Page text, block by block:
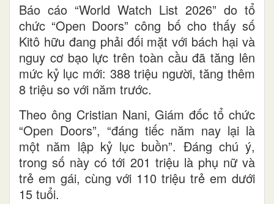
Báo cáo “World Watch List 2026” do tổ
chức “Open Doors” công bố cho thấy số
Kitô hữu đang phải đối mặt với bách hại và
nguy cơ bạo lực trên toàn cầu đã tăng lên
mức kỷ lục mới: 388 triệu người, tăng thêm
8 triệu so với năm trước.
Theo ông Cristian Nani, Giám đốc tổ chức
“Open Doors”, “đáng tiếc năm nay lại là
một năm lập kỷ lục buồn”. Đáng chú ý,
trong số này có tới 201 triệu là phụ nữ và
trẻ em gái, cùng với 110 triệu trẻ em dưới
15 tuổi.